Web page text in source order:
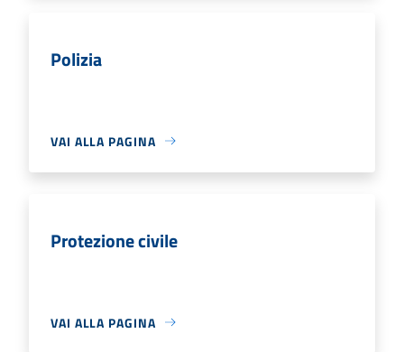
Polizia
VAI ALLA PAGINA
Protezione civile
VAI ALLA PAGINA